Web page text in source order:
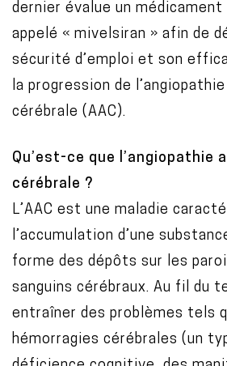
dernier évalue un
appelé « mivelsiran » afin de
sécurité d’emploi et son
la progression de
cérébrale (AAC).
Qu’est-ce que l’angiopathie
cérébrale ?
L’AAC est une maladie
l’accumulation d’une
forme des dépôts sur les
sanguins cérébraux. Au fil du
entraîner des problèmes tels
hémorragies cérébrales (un